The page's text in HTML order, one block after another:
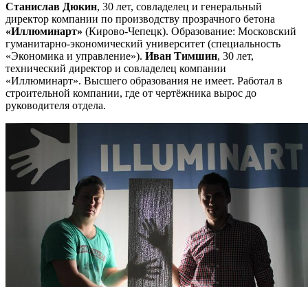
Станислав Дюкин, 30 лет, совладелец и генеральный
директор компании по производству прозрачного бетона
«Иллюминарт» (Кирово-Чепецк). Образование: Московский
гуманитарно-экономический университет (специальность
«Экономика и управление»). Иван Тимшин, 30 лет,
технический директор и совладелец компании
«Иллюминарт». Высшего образования не имеет. Работал в
строительной компании, где от чертёжника вырос до
руководителя отдела.